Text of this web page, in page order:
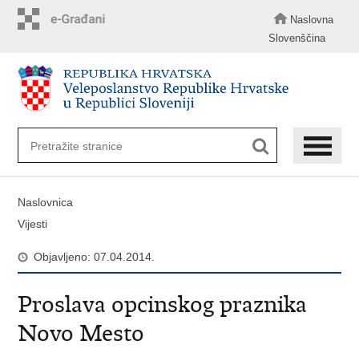
Naslovna
Slovenščina
Naslovnica
Vijesti
Objavljeno: 07.04.2014.
Proslava opcinskog praznika
Novo Mesto